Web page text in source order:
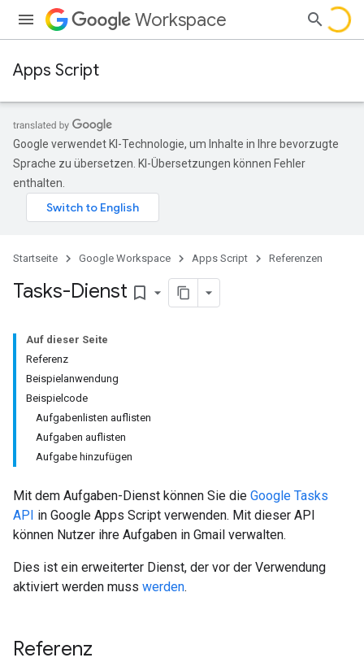
Workspace
Apps Script
Google verwendet KI-Technologie, um Inhalte in Ihre bevorzugte
Sprache zu übersetzen. KI-Übersetzungen können Fehler
enthalten.
Startseite Google Workspace Apps Script Referenzen
Tasks-Dienst bookmark_border
Auf dieser Seite
Referenz
Beispielanwendung
Beispielcode
Aufgabenlisten auflisten
Aufgaben auflisten
Aufgabe hinzufügen
Mit dem Aufgaben-Dienst können Sie die Google Tasks
API in Google Apps Script verwenden. Mit dieser API
können Nutzer ihre Aufgaben in Gmail verwalten.
Dies ist ein erweiterter Dienst, der vor der Verwendung
aktiviert werden muss werden.
Referenz